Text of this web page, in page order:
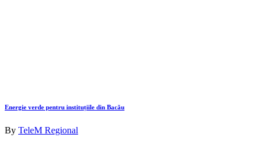
Energie verde pentru instituțiile din Bacău
By TeleM Regional